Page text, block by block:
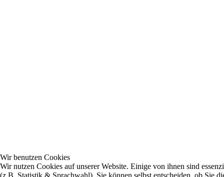
Wir benutzen Cookies
Wir nutzen Cookies auf unserer Website. Einige von ihnen sind
(z.B. Statistik & Sprachwahl). Sie können selbst entscheiden, ob Sie